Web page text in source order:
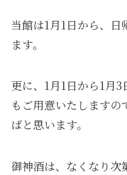
当館は1月1日から、
ます。
更に、1月1日から1月
もご用意いたします
ばと思います。
御神酒は、なくなり次